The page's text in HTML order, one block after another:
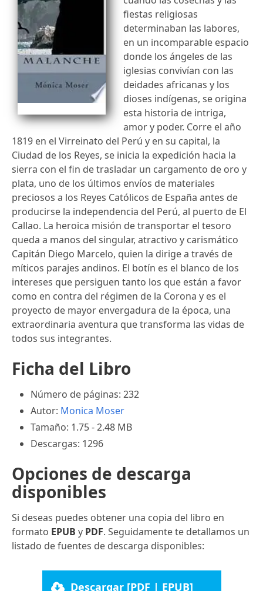
fiestas religiosas
determinaban las labores,
en un incomparable espacio
donde los ángeles de las
iglesias convivían con las
deidades africanas y los
dioses indígenas, se origina
esta historia de intriga,
amor y poder. Corre el año
1819 en el Virreinato del Perú y en su capital, la
Ciudad de los Reyes, se inicia la expedición hacia la
sierra con el fin de trasladar un cargamento de oro y
plata, uno de los últimos envíos de materiales
preciosos a los Reyes Católicos de España antes de
producirse la independencia del Perú, al puerto de El
Callao. La heroica misión de transportar el tesoro
queda a manos del singular, atractivo y carismático
Capitán Diego Marcelo, quien la dirige a través de
míticos parajes andinos. El botín es el blanco de los
intereses que persiguen tanto los que están a favor
como en contra del régimen de la Corona y es el
proyecto de mayor envergadura de la época, una
extraordinaria aventura que transforma las vidas de
todos sus integrantes.
Ficha del Libro
Número de páginas: 232
Autor: Monica Moser
Tamaño: 1.75 - 2.48 MB
Descargas: 1296
Opciones de descarga
disponibles
Si deseas puedes obtener una copia del libro en
formato EPUB y PDF. Seguidamente te detallamos un
listado de fuentes de descarga disponibles:
Descargar [PDF | EPUB]